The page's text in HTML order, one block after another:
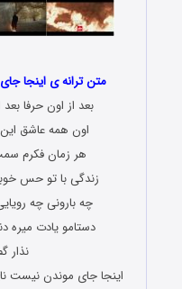
متن ترانه ی اینجا
بعد از اون حرفا
اون همه عاشق
هر زمان فکرم
زندگی با تو حس
چه بارونی چه
دستامو یادت میره
نذار
اینجا جای موندن نیست